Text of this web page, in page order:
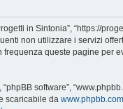
in Sintonia”, “https://
non utilizzare i servizi
queste pagine per
software”,
scaricabile da www.phpbb.com